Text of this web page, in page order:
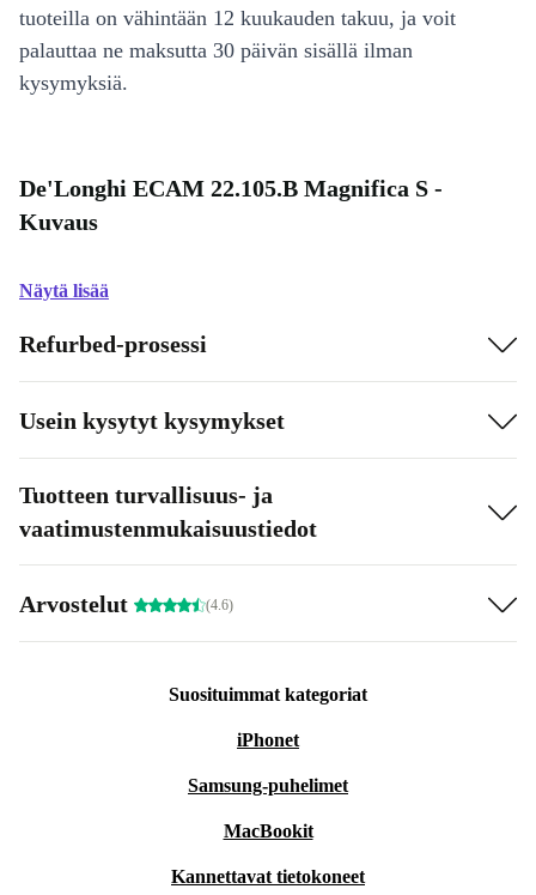
tuoteilla on vähintään 12 kuukauden takuu, ja voit
palauttaa ne maksutta 30 päivän sisällä ilman
kysymyksiä.
De'Longhi ECAM 22.105.B Magnifica S -
Kuvaus
Näytä lisää
Refurbed-prosessi
Usein kysytyt kysymykset
Tuotteen turvallisuus- ja
vaatimustenmukaisuustiedot
Arvostelut (4.6)
Suosituimmat kategoriat
iPhonet
Samsung-puhelimet
MacBookit
Kannettavat tietokoneet